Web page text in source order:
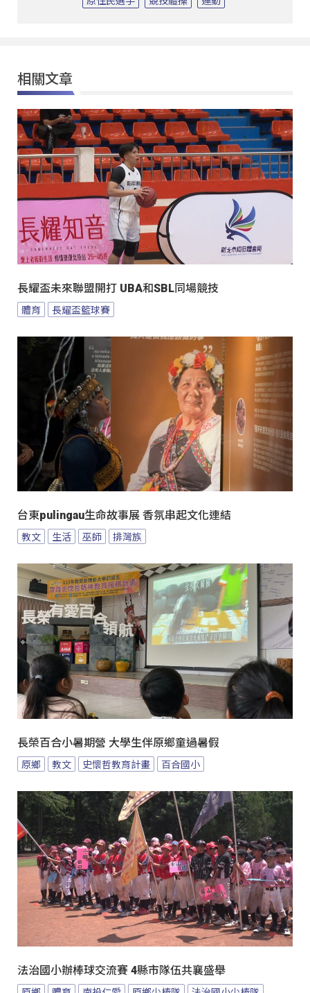
相關文章
長耀盃未來聯盟開打 UBA和SBL同場競技
體育 長耀盃籃球賽
台東pulingau生命故事展 香氛串起文化連結
教文 生活 巫師 排灣族
長榮百合小暑期營 大學生伴原鄉童過暑假
原鄉 教文 史懷哲教育計畫 百合國小
法治國小辦棒球交流賽 4縣市隊伍共襄盛舉